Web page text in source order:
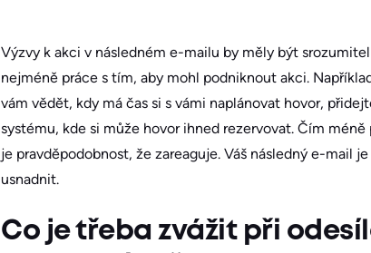
Výzvy k akci v následném e-mailu by měly být
nejméně práce s tím, aby mohl podniknout akci.
vám vědět, kdy má čas si s vámi naplánovat hovor,
systému, kde si může hovor ihned rezervovat. Čím
je pravděpodobnost, že zareaguje. Váš následný e-mail
usnadnit.
Co je třeba zvážit při